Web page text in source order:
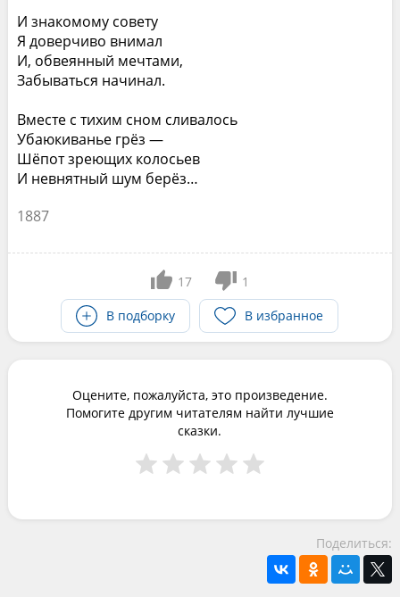
И знакомому совету
Я доверчиво внимал
И, обвеянный мечтами,
Забываться начинал.
Вместе с тихим сном сливалось
Убаюкиванье грёз —
Шёпот зреющих колосьев
И невнятный шум берёз…
1887
17
1
В подборку
В избранное
Оцените, пожалуйста, это произведение.
Помогите другим читателям найти лучшие
сказки.
Поделиться: